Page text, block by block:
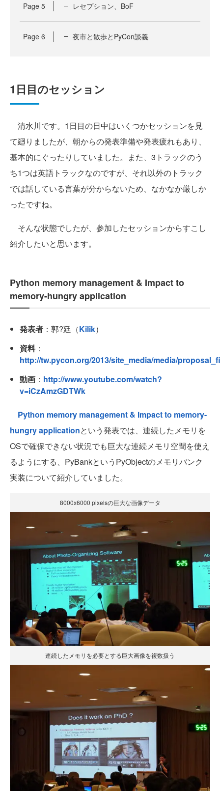
Page 5 レセプション、BoF
Page 6 夜市と散歩とPyCon談義
1日目のセッション
清水川です。1日目の日中はいくつかセッションを見
て廻りましたが、朝からの発表準備や発表疲れもあり、
基本的にぐったりしていました。また、3トラックのう
ち1つは英語トラックなのですが、それ以外のトラック
では話している言葉が分からないため、なかなか厳しか
ったですね。
そんな状態でしたが、参加したセッションからすこし
紹介したいと思います。
Python memory management & Impact to
memory-hungry application
発表者 ：郭?廷（Kilik）
資料：
http://tw.pycon.org/2013/site_media/media/
動画 ： http://www.youtube.com/watch?
v=iCzAmzGDTWk
Python memory management & Impact to memory-
hungry applicationという発表では、連続したメモリを
OSで確保できない状況でも巨大な連続メモリ空間を使え
るようにする、PyBankというPyObjectのメモリバンク
実装について紹介していました。
8000x6000 pixelsの巨大な画像データ
連続したメモリを必要とする巨大画像を複数扱う